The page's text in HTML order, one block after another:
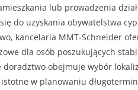
lub prowadzenia
do uzyskania obywatelstwa
kancelaria MMT-Schneider
dla osób poszukujących
doradztwo obejmuje wybór
w planowaniu